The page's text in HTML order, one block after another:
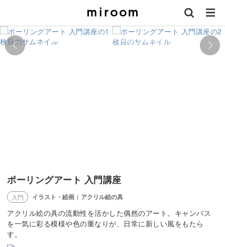
ポーリングアート 入門講座
入門 イラスト・絵画 | アクリル絵の具
アクリル絵の具の流動性を活かした偶然のアート。キャンバス
を一気に彩る模様や色の重なりが、日常に新しい風をもたら
す。